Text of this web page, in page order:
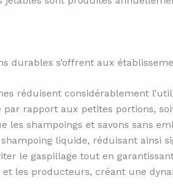
durables s’offrent aux
réduisent considérablement
rapport aux petites portions,
les shampoings et savons sans
liquide, réduisant ainsi
le gaspillage tout en
les producteurs, créant une